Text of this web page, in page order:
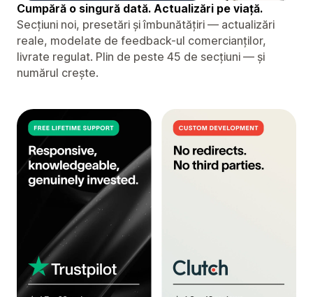
Cumpără o singură dată. Actualizări pe viață.
Secțiuni noi, presetări și îmbunătățiri — actualizări
reale, modelate de feedback-ul comercianților,
livrate regulat. Plin de peste 45 de secțiuni — și
numărul crește.